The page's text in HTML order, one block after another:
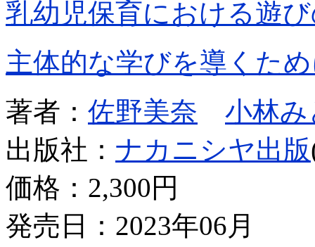
乳幼児保育における遊
主体的な学びを導くた
著者： 佐野美奈
小林
出版社： ナカニシヤ出版
価格： 2,300円
発売日：2023年06月